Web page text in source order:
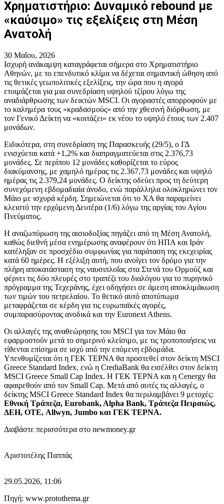
Χρηματιστήριο: Δυναμικό rebound με
«καύσιμο» τις εξελίξεις στη Μέση
Ανατολή
30 Μαΐου, 2026
Ισχυρή ανάκαμψη καταγράφεται σήμερα στο Χρηματιστήριο
Αθηνών, με το επενδυτικό κλίμα να δέχεται σημαντική ώθηση από
τις θετικές γεωπολιτικές εξελίξεις, την ώρα που η αγορά
ετοιμάζεται για μια συνεδρίαση υψηλού τζίρου λόγω της
αναδιάρθρωσης των δεικτών MSCI. Οι αγοραστές απορροφούν με
το καλημέρα τους «κραδασμούς» από την χθεσινή διόρθωση, με
τον Γενικό Δείκτη να «κοιτάζει» εκ νέου το υψηλό έτους των 2.407
μονάδων.
Ειδικότερα, στη συνεδρίαση της Παρασκευής (29/5), ο ΓΔ
ενισχύεται κατά +1,2% και διαπραγματεύεται στις 2.376,73
μονάδες. Σε περίπου 12 μονάδες καθορίζεται το εύρος
διακύμανσης, με χαμηλό ημέρας τις 2.367,73 μονάδες και υψηλό
ημέρας τις 2.379,24 μονάδες. Ο δείκτης οδεύει προς τη δεύτερη
συνεχόμενη εβδομαδιαία άνοδο, ενώ παράλληλα ολοκληρώνει τον
Μάιο με ισχυρά κέρδη. Σημειώνεται ότι το ΧΑ θα παραμείνει
κλειστό την ερχόμενη Δευτέρα (1/6) λόγω της αργίας του Αγίου
Πνεύματος.
Η αναζωπύρωση της αισιοδοξίας πηγάζει από τη Μέση Ανατολή,
καθώς διεθνή μέσα ενημέρωσης αναφέρουν ότι ΗΠΑ και Ιράν
κατέληξαν σε προσχέδιο συμφωνίας για παράταση της εκεχειρίας
κατά 60 ημέρες. Η εξέλιξη αυτή, που ανοίγει τον δρόμο για την
πλήρη αποκατάσταση της ναυσιπλοΐας στα Στενά του Ορμούζ και
φέρνει τις δύο πλευρές στο τραπέζι του διαλόγου για το πυρηνικό
πρόγραμμα της Τεχεράνης, έχει οδηγήσει σε άμεση αποκλιμάκωση
των τιμών του πετρελαίου. Το θετικό αυτό αποτύπωμα
μεταφράζεται σε κέρδη για τις ευρωπαϊκές αγορές,
συμπαρασύροντας ανοδικά και την Euronext Athens.
Οι αλλαγές της αναθεώρησης του MSCI για τον Μάιο θα
εφαρμοστούν μετά το σημερινό κλείσιμο, με τις τροποποιήσεις να
τίθενται επίσημα σε ισχύ από την επόμενη εβδομάδα.
Υπενθυμίζεται ότι η ΓΕΚ ΤΕΡΝΑ θα προστεθεί στον δείκτη MSCI
Greece Standard Index, ενώ η CrediaBank θα εισέλθει στον δείκτη
MSCI Greece Small Cap Index. Η ΓΕΚ ΤΕΡΝΑ και η Cenergy θα
αφαιρεθούν από τον Small Cap. Μετά από αυτές τις αλλαγές, ο
δείκτης MSCI Greece Standard Index θα περιλαμβάνει 9 μετοχές:
Εθνική Τράπεζα, Eurobank, Alpha Bank, Τράπεζα Πειραιώς,
ΔΕΗ, ΟΤΕ, Allwyn, Jumbo και ΓΕΚ ΤΕΡΝΑ.
Διαβάστε περισσότερα στο newmoney.gr
Αριστοτέλης Παππάς
29.05.2026, 11:06
Πηγή: www.protothema.gr